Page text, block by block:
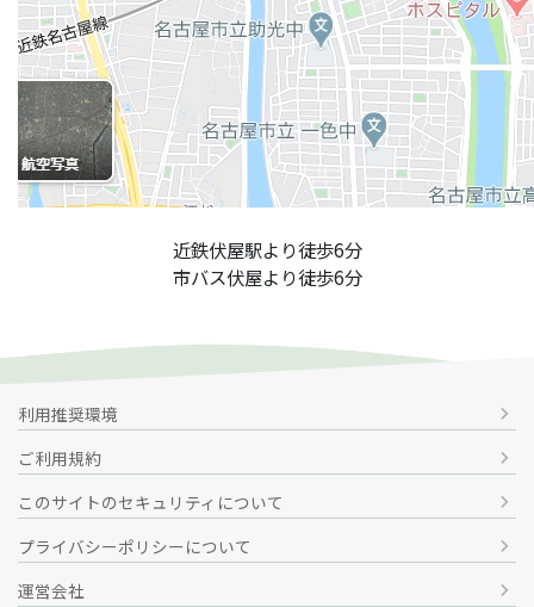
近鉄伏屋駅より徒歩6分
市バス伏屋より徒歩6分
利用推奨環境
chevron_right
ご利用規約
chevron_right
このサイトのセキュリティについて
chevron_right
プライバシーポリシーについて
chevron_right
運営会社
chevron_right